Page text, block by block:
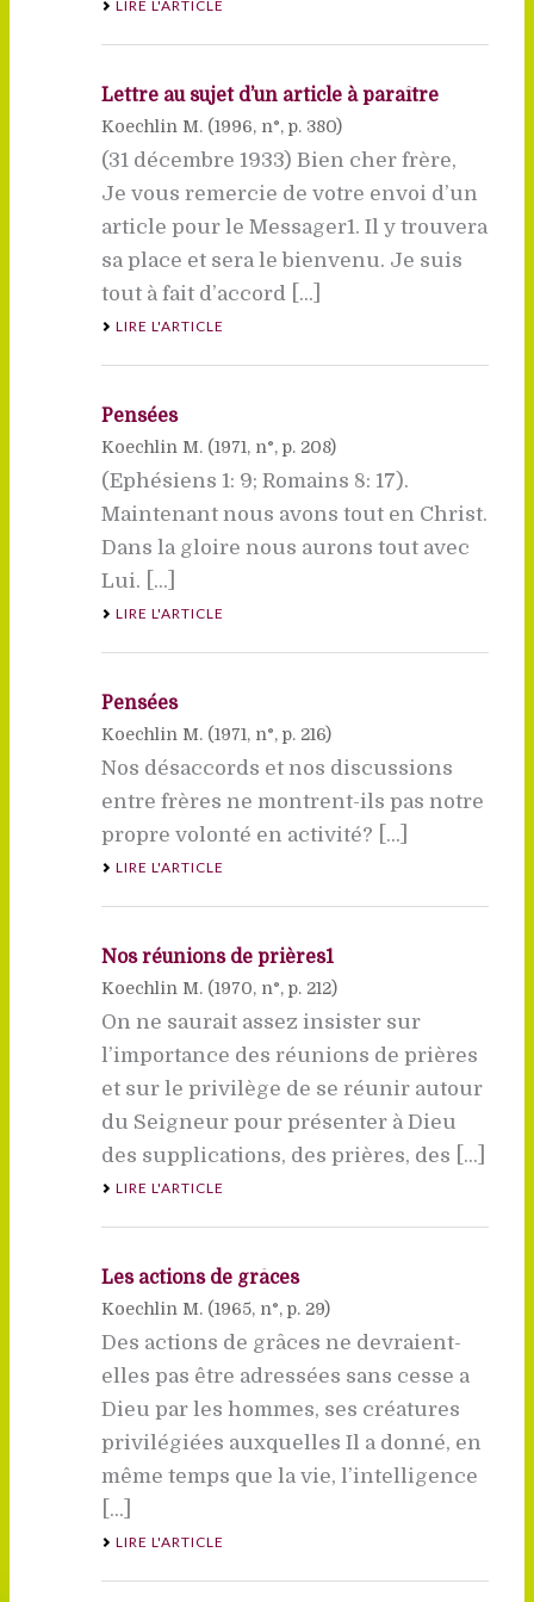
LIRE L'ARTICLE
Lettre au sujet d’un article à paraître
Koechlin M. (1996, n°, p. 380)
(31 décembre 1933) Bien cher frère,
Je vous remercie de votre envoi d’un
article pour le Messager1. Il y trouvera
sa place et sera le bienvenu. Je suis
tout à fait d’accord [...]
LIRE L'ARTICLE
Pensées
Koechlin M. (1971, n°, p. 208)
(Ephésiens 1: 9; Romains 8: 17).
Maintenant nous avons tout en Christ.
Dans la gloire nous aurons tout avec
Lui. [...]
LIRE L'ARTICLE
Pensées
Koechlin M. (1971, n°, p. 216)
Nos désaccords et nos discussions
entre frères ne montrent-ils pas notre
propre volonté en activité? [...]
LIRE L'ARTICLE
Nos réunions de prières1
Koechlin M. (1970, n°, p. 212)
On ne saurait assez insister sur
l’importance des réunions de prières
et sur le privilège de se réunir autour
du Seigneur pour présenter à Dieu
des supplications, des prières, des [...]
LIRE L'ARTICLE
Les actions de grâces
Koechlin M. (1965, n°, p. 29)
Des actions de grâces ne devraient-
elles pas être adressées sans cesse a
Dieu par les hommes, ses créatures
privilégiées auxquelles Il a donné, en
même temps que la vie, l’intelligence
[...]
LIRE L'ARTICLE